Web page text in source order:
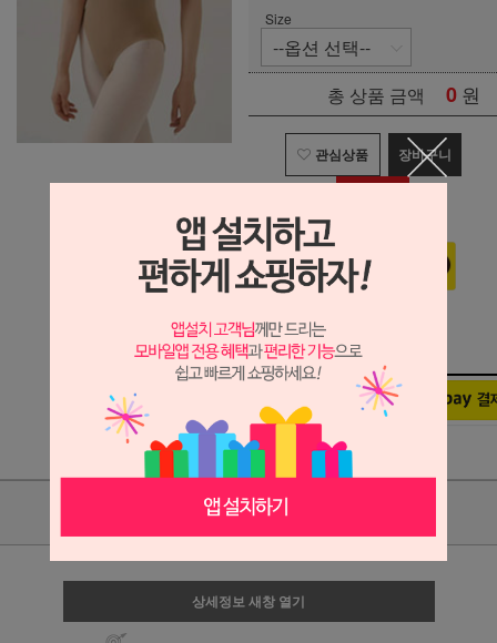
Size
총 상품 금액 0 원
관심상품 장바구니
상품리뷰
상세정보 새창 열기